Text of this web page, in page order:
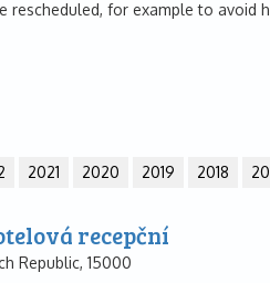
for example to avoid
2021 2020 2019 2018
recepční
Republic, 15000